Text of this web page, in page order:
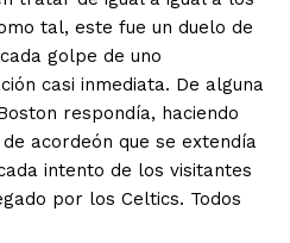
tal, este fue un duelo de
golpe de uno
casi inmediata. De alguna
respondía, haciendo
acordeón que se extendía
intento de los visitantes
por los Celtics. Todos